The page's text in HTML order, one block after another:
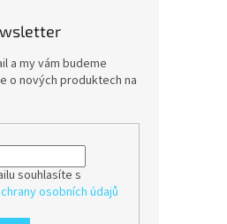
a my vám budeme
o nových produktech na
souhlasíte s
osobních údajů